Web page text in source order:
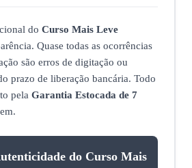
do Curso Mais Leve
Quase todas as ocorrências
são erros de digitação ou
prazo de liberação bancária. Todo
pela Garantia Estocada de 7
do Curso Mais